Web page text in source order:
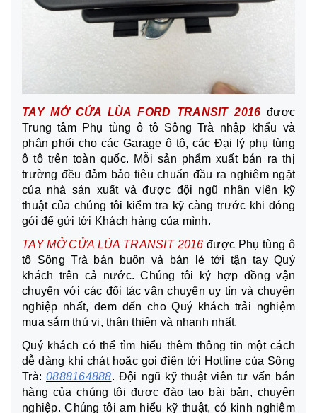
TAY MỞ CỬA LÙA FORD TRANSIT 2016 được
Trung tâm Phụ tùng ô tô Sông Trà nhập khẩu và
phân phối cho các Garage ô tô, các Đại lý phụ tùng
ô tô trên toàn quốc. Mỗi sản phẩm xuất bán ra thị
trường đều đảm bảo tiêu chuẩn đầu ra nghiêm ngặt
của nhà sản xuất và được đội ngũ nhân viên kỹ
thuật của chúng tôi kiểm tra kỹ càng trước khi đóng
gói để gửi tới Khách hàng của mình.
TAY MỞ CỬA LÙA TRANSIT 2016 được Phụ tùng ô
tô Sông Trà bán buôn và bán lẻ tới tận tay Quý
khách trên cả nước. Chúng tôi ký hợp đồng vận
chuyển với các đối tác vận chuyển uy tín và chuyên
nghiệp nhất, đem đến cho Quý khách trải nghiệm
mua sắm thú vị, thân thiện và nhanh nhất.
Quý khách có thể tìm hiểu thêm thông tin một cách
dễ dàng khi chát hoặc gọi điện tới Hotline của Sông
Trà: 0888164888. Đội ngũ kỹ thuật viên tư vấn bán
hàng của chúng tôi được đào tạo bài bản, chuyên
nghiệp. Chúng tôi am hiểu kỹ thuật, có kinh nghiệm